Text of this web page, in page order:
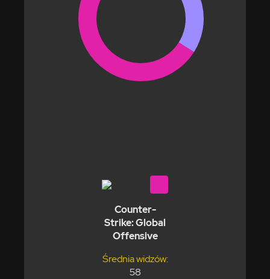
Counter-
Strike: Global
Offensive
Średnia widzów:
58